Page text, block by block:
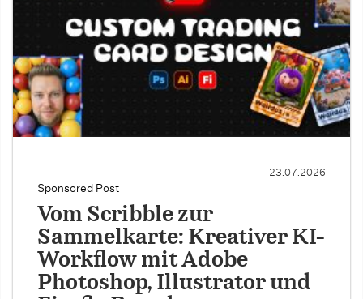
Sponsored Post
23.07.2026
Vom Scribble zur
Sammelkarte: Kreativer KI-
Workflow mit Adobe
Photoshop, Illustrator und